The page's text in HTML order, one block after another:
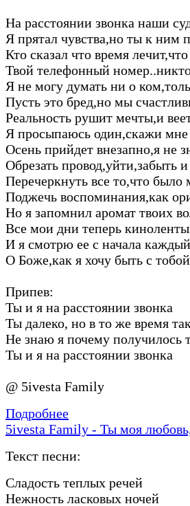
На расстоянии звонка наши
Я прятал чувства,но ты к ним
Кто сказал что время
Твой телефонный
Я не могу думать ни о
Пусть это бред,но мы
Реальность рушит мечты,и
Я просыпаюсь один,скажи мне
Осень прийдет внезапно,я не
Обрезать провод,уйти,забыть
Перечеркнуть все то,что
Поджечь воспоминания,как
Но я запомнил аромат твоих
Все мои дни теперь киноленты
И я смотрю ее с начала
О Боже,как я хочу быть с
Припев:
Ты и я на расстоянии звонка
Ты далеко, но в то же время
Не знаю я почему получилось
Ты и я на расстоянии звонка
@ 5ivesta Family
Подробнее
5ivesta Family - Ты моя
Текст песни:
Сладость теплых речей
Нежность ласковых ночей